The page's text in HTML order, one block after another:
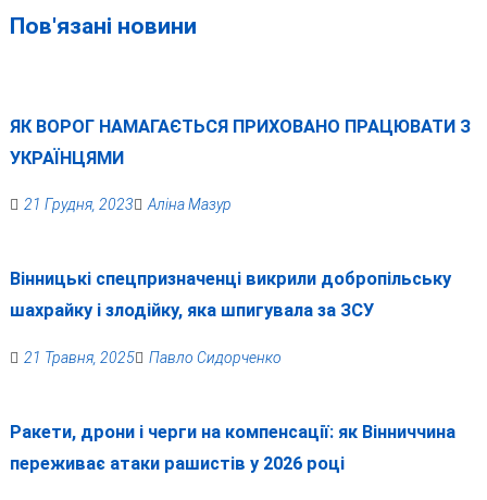
Пов'язані новини
ЯК ВОРОГ НАМАГАЄТЬСЯ ПРИХОВАНО ПРАЦЮВАТИ З
УКРАЇНЦЯМИ
21 Грудня, 2023 Аліна Мазур
Вінницькі спецпризначенці викрили добропільську
шахрайку і злодійку, яка шпигувала за ЗСУ
21 Травня, 2025 Павло Сидорченко
Ракети, дрони і черги на компенсації: як Вінниччина
переживає атаки рашистів у 2026 році